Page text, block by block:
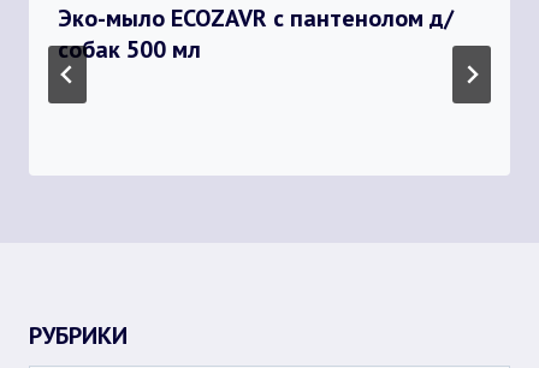
Эко-мыло ECOZAVR с пантенолом д/
собак 500 мл
РУБРИКИ